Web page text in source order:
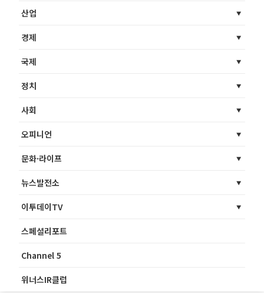
산업
경제
국제
정치
사회
오피니언
문화·라이프
뉴스발전소
이투데이TV
스페셜리포트
Channel 5
위너스IR클럽